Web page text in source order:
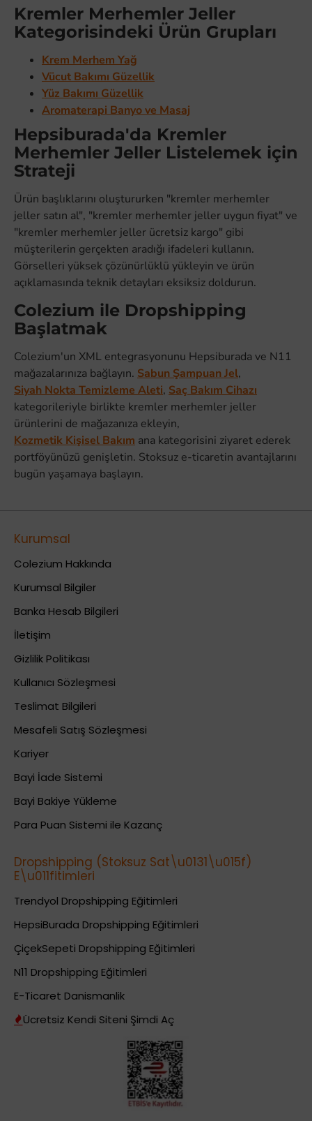
Kremler Merhemler Jeller
Kategorisindeki Ürün Grupları
Krem Merhem Yağ
Vücut Bakımı Güzellik
Yüz Bakımı Güzellik
Aromaterapi Banyo ve Masaj
Hepsiburada'da Kremler
Merhemler Jeller Listelemek için
Strateji
Ürün başlıklarını oluştururken "kremler merhemler
jeller satın al", "kremler merhemler jeller uygun fiyat" ve
"kremler merhemler jeller ücretsiz kargo" gibi
müşterilerin gerçekten aradığı ifadeleri kullanın.
Görselleri yüksek çözünürlüklü yükleyin ve ürün
açıklamasında teknik detayları eksiksiz doldurun.
Colezium ile Dropshipping
Başlatmak
Colezium'un XML entegrasyonunu Hepsiburada ve N11
mağazalarınıza bağlayın. Sabun Şampuan Jel,
Siyah Nokta Temizleme Aleti, Saç Bakım Cihazı
kategorileriyle birlikte kremler merhemler jeller
ürünlerini de mağazanıza ekleyin,
Kozmetik Kişisel Bakım ana kategorisini ziyaret ederek
portföyünüzü genişletin. Stoksuz e-ticaretin avantajlarını
bugün yaşamaya başlayın.
Kurumsal
Colezium Hakkında
Kurumsal Bilgiler
Banka Hesab Bilgileri
İletişim
Gizlilik Politikası
Kullanıcı Sözleşmesi
Teslimat Bilgileri
Mesafeli Satış Sözleşmesi
Kariyer
Bayi İade Sistemi
Bayi Bakiye Yükleme
Para Puan Sistemi ile Kazanç
Dropshipping (Stoksuz Sat\u0131\u015f)
E\u011fitimleri
Trendyol Dropshipping Eğitimleri
HepsiBurada Dropshipping Eğitimleri
ÇiçekSepeti Dropshipping Eğitimleri
N11 Dropshipping Eğitimleri
E-Ticaret Danismanlik
Ücretsiz Kendi Siteni Şimdi Aç